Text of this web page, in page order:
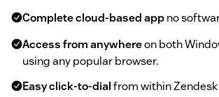
Complete cloud-based appno
Access from anywhereon both
using any popular browser.
Easy click-to-dialfrom within